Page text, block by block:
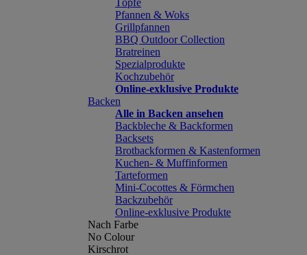
Töpfe
Pfannen & Woks
Grillpfannen
BBQ Outdoor Collection
Bratreinen
Spezialprodukte
Kochzubehör
Online-exklusive Produkte
Backen
Alle in Backen ansehen
Backbleche & Backformen
Backsets
Brotbackformen & Kastenformen
Kuchen- & Muffinformen
Tarteformen
Mini-Cocottes & Förmchen
Backzubehör
Online-exklusive Produkte
Nach Farbe
No Colour
Kirschrot